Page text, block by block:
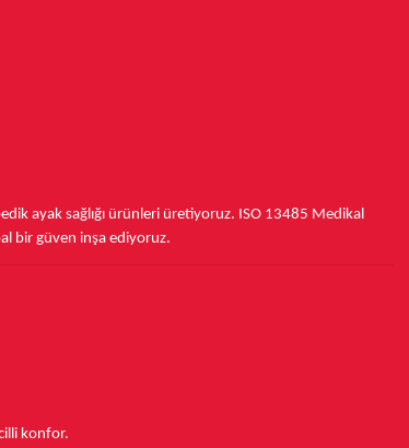
ayak sağlığı ürünleri üretiyoruz. ISO 13485 Medikal
bir güven inşa ediyoruz.
konfor.